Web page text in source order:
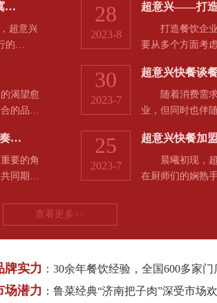
…
超意兴
的…
28
2023-8
超意兴——打造
打造餐饮企业
要从多个方面考
渴望愈
合的品…
30
2023-7
超意兴快餐谈
随着消费需求
业，但同时也伴
奏…
要的角
共同期…
25
2023-7
超意兴快餐加
晨曦初现，超
在厨师们的娴熟
查看更多>>
牌实力 ：30余年餐饮经验，全国600多家
场潜力 ：鲁菜经典“济南把子肉”深受市场